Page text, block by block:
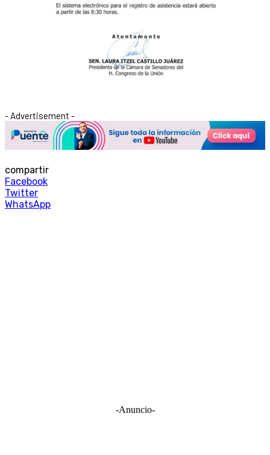
- Advertisement -
compartir
Facebook
Twitter
WhatsApp
-Anuncio-